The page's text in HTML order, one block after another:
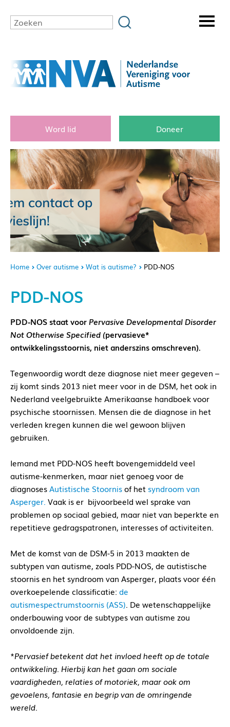
Word lid Doneer
Home Over autisme Wat is autisme? PDD-NOS
PDD-NOS
PDD-NOS staat voor Pervasive Developmental Disorder
Not Otherwise Specified(pervasieve*
ontwikkelingsstoornis, niet anderszins omschreven).
Tegenwoordig wordt deze diagnose niet meer gegeven –
zij komt sinds 2013 niet meer voor in de DSM, het ook in
Nederland veelgebruikte Amerikaanse handboek voor
psychische stoornissen. Mensen die de diagnose in het
verleden kregen kunnen die wel gewoon blijven
gebruiken.
Iemand met PDD-NOS heeft bovengemiddeld veel
autisme-kenmerken, maar niet genoeg voor de
diagnosesAutistische Stoornisof het syndroom van
Asperger. Vaak is er bijvoorbeeld wel sprake van
problemen op sociaal gebied, maar niet van beperkte en
repetitieve gedragspatronen, interesses of activiteiten.
Met de komst van de DSM-5 in 2013 maakten de
subtypen van autisme, zoals PDD-NOS, de autistische
stoornis en het syndroom van Asperger, plaats voor één
overkoepelende classificatie: de
autismespectrumstoornis (ASS). De wetenschappelijke
onderbouwing voor de subtypes van autisme zou
onvoldoende zijn.
*Pervasief betekent dat het invloed heeft op de totale
ontwikkeling. Hierbij kan het gaan om sociale
vaardigheden, relaties of motoriek, maar ook om
gevoelens, fantasie en begrip van de omringende
wereld.